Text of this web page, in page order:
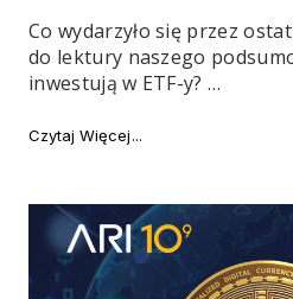
Co wydarzyło się przez
do lektury naszego
inwestują w ETF-y? …
Czytaj Więcej